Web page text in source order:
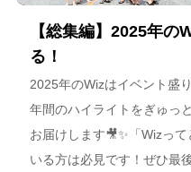
【総集編】2025年の
る！
2025年のWizはイベント盛
年間のハイライトをぎゅっ
お届けします🎥✨「Wizっ
いる方は必見です！ぜひ最